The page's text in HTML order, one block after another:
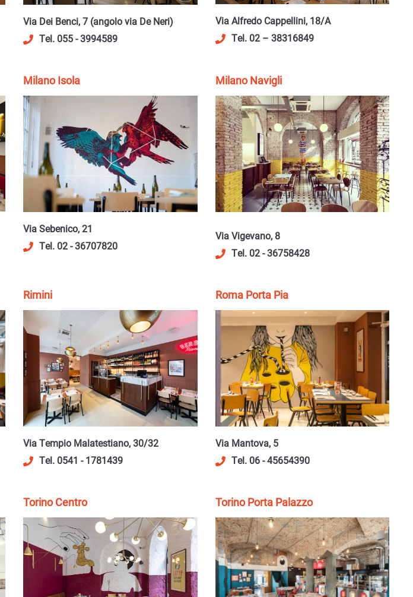
Via Dei Benci, 7 (angolo via De Neri)
Tel. 055 - 3994589
Via Alfredo Cappellini, 18/A
Tel. 02 – 38316849
Milano Isola
Via Sebenico, 21
Tel. 02 - 36707820
Milano Navigli
Via Vigevano, 8
Tel. 02 - 36758428
Rimini
Via Tempio Malatestiano, 30/32
Tel. 0541 - 1781439
Roma Porta Pia
Via Mantova, 5
Tel. 06 - 45654390
Torino Centro Torino Porta Palazzo